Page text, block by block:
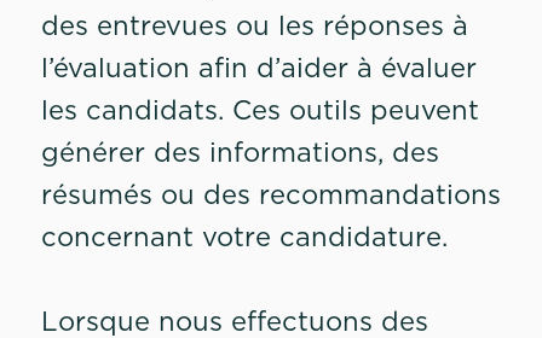
des entrevues ou les réponses à
l’évaluation afin d’aider à évaluer
les candidats. Ces outils peuvent
générer des informations, des
résumés ou des recommandations
concernant votre candidature.
Lorsque nous effectuons des